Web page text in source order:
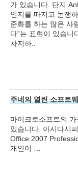
가 있습니다. 단지
인지를 따지고 논쟁
준화를 하는 많은 사
다”는 표현이 있습니
차지하..
주네의 열린 소프트
마이크로소프트의
있습니다. 아시다시
Office 2007
개인이 …